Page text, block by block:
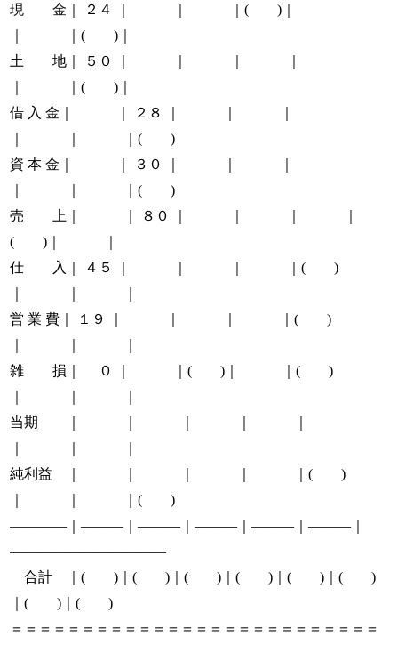
現 金｜ ２４ ｜ ｜ ｜( )｜
｜ ｜( )｜
土 地｜ ５０ ｜ ｜ ｜ ｜
｜ ｜( )｜
借 入 金｜ ｜ ２８ ｜ ｜ ｜
｜ ｜ ｜( )
資 本 金｜ ｜ ３０ ｜ ｜ ｜
｜ ｜ ｜( )
売 上｜ ｜ ８０ ｜ ｜ ｜ ｜
( )｜ ｜
仕 入｜ ４５ ｜ ｜ ｜ ｜( )
営 業 費｜ １９ ｜ ｜ ｜ ｜( )
雑 損｜ ０ ｜ ｜( )｜ ｜( )
当期 ｜ ｜ ｜ ｜ ｜
純利益 ｜ ｜ ｜ ｜ ｜( )
｜ ｜ ｜( )
――――｜―――｜―――｜―――｜―――｜―――｜
―――――――――――
合計 ｜( )｜( )｜( )｜( )｜( )｜( )
｜( )｜( )
＝＝＝＝＝＝＝＝＝＝＝＝＝＝＝＝＝＝＝＝＝＝＝＝＝＝